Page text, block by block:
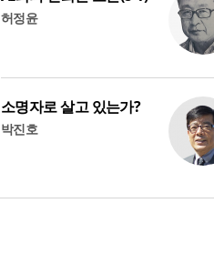
허정윤
소명자로 살고 있는가?
박진호